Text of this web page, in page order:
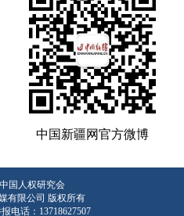
中国新疆网官方微博
国人权研究会
有限公司 版权所有
电话：13718627507